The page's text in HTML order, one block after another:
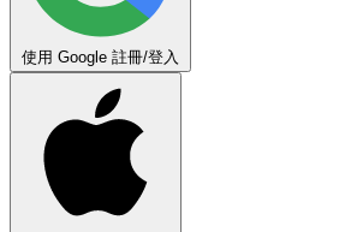
使用 Google 註冊/登入